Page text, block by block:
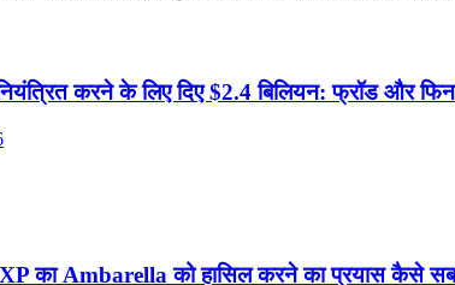
करने के लिए दिए $2.4 बिलियन: फ्रॉड और
का Ambarella को हासिल करने का प्रयास कैसे